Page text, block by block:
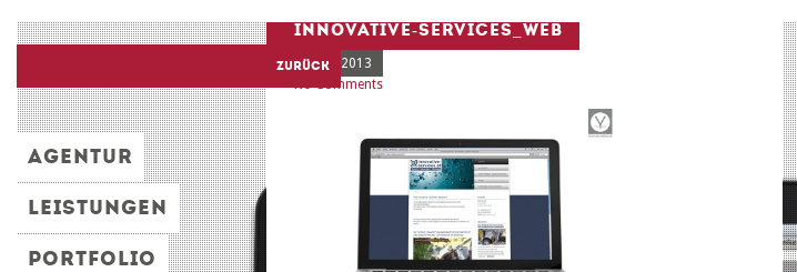
AGENTUR
LEISTUNGEN
PORTFOLIO
Zurück
INNOVATIVE-SERVICES_WEB
15 Nov 2013
No Comments